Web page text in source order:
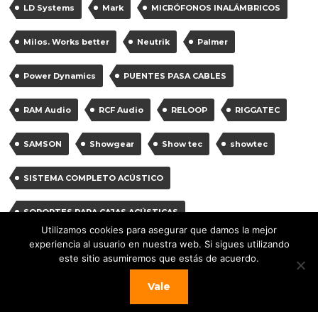
LD Systems Mark MICRÓFONOS INALÁMBRICOS
Milos. Works better Neutrik Palmer
Power Dynamics PUENTES PASA CABLES
RAM Audio RCF Audio RELOOP RIGGATEC
SAMSON Showgear Show tec showtec
SISTEMA COMPLETO ACÚSTICO
SOPORTES PARA CAJAS ACÚSTICAS
SOPORTES PARA MICRÓFONOS Vonyx Work
Utilizamos cookies para asegurar que damos la mejor
experiencia al usuario en nuestra web. Si sigues utilizando
este sitio asumiremos que estás de acuerdo.
Vale